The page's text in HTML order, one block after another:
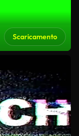
Scaricamento